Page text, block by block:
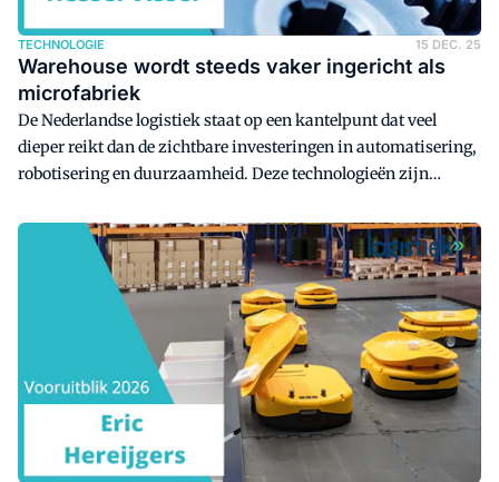
TECHNOLOGIE 15 DEC. 25
Warehouse wordt steeds vaker ingericht als
microfabriek
De Nederlandse logistiek staat op een kantelpunt dat veel
dieper reikt dan de zichtbare investeringen in automatisering,
robotisering en duurzaamheid. Deze technologieën zijn
fundamentelere verschuiving plaatsvindt: de plek waar
waarde ontstaat in de keten verandert.